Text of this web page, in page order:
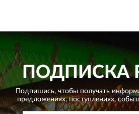
ПОДПИСКА
Подпишись, чтобы получать
предложениях,поступлениях,